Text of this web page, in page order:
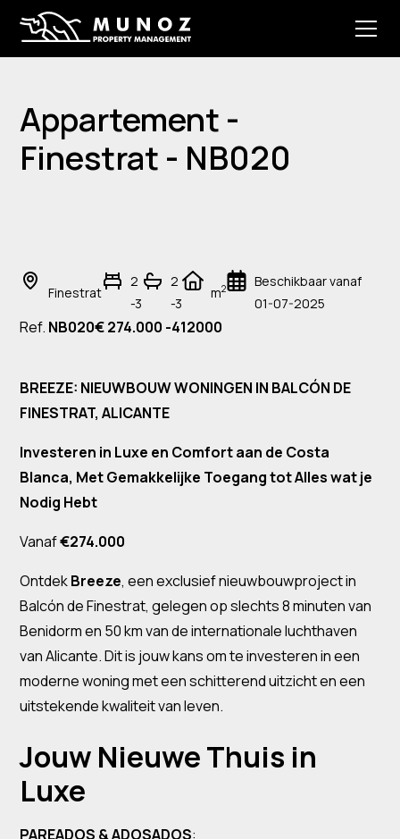
Appartement -
Finestrat - NB020
Finestrat
2
-3
2
-3
m2
Beschikbaar vanaf
01-07-2025
Ref. NB020€ 274.000 -412000
BREEZE: NIEUWBOUW WONINGEN IN BALCÓN DE
FINESTRAT, ALICANTE
Investeren in Luxe en Comfort aan de Costa
Blanca, Met Gemakkelijke Toegang tot Alles wat je
Nodig Hebt
Vanaf€274.000
OntdekBreeze, een exclusief nieuwbouwproject in
Balcón de Finestrat, gelegen op slechts 8 minuten van
Benidorm en 50 km van de internationale luchthaven
van Alicante. Dit is jouw kans om te investeren in een
moderne woning met een schitterend uitzicht en een
uitstekende kwaliteit van leven.
Jouw Nieuwe Thuis in
Luxe
PAREADOS & ADOSADOS: